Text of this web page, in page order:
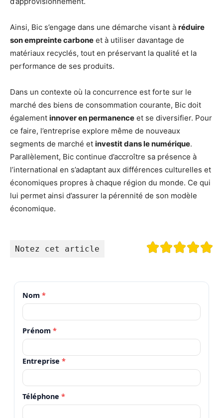
Ainsi, Bic s’engage dans une démarche visant à réduire
son empreinte carbone et à utiliser davantage de
matériaux recyclés, tout en préservant la qualité et la
performance de ses produits.
Dans un contexte où la concurrence est forte sur le
marché des biens de consommation courante, Bic doit
également innover en permanence et se diversifier. Pour
ce faire, l’entreprise explore même de nouveaux
segments de marché et investit dans le numérique.
Parallèlement, Bic continue d’accroître sa présence à
l’international en s’adaptant aux différences culturelles et
économiques propres à chaque région du monde. Ce qui
lui permet ainsi d’assurer la pérennité de son modèle
économique.
Notez cet article
Nom *
Prénom *
Entreprise *
Téléphone *